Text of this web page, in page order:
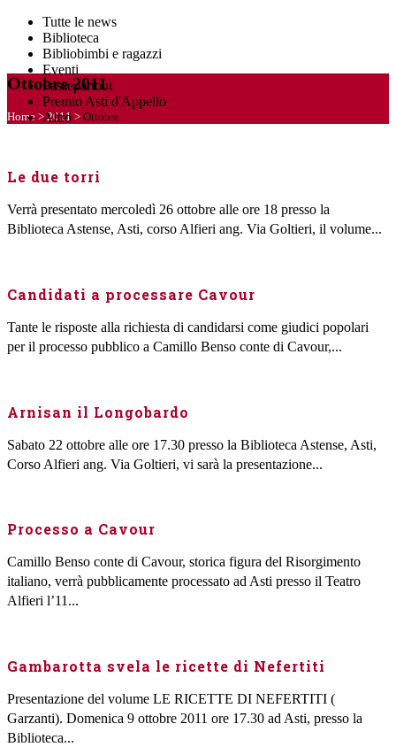
Ottobre 2011
Home >2011 > Ottobre
Tutte le news
Biblioteca
Bibliobimbi e ragazzi
Eventi
Passepartout
Premio Asti d'Appello
Altro
Le due torri
Verrà presentato mercoledì 26 ottobre alle ore 18 presso la
Biblioteca Astense, Asti, corso Alfieri ang. Via Goltieri, il volume...
Candidati a processare Cavour
Tante le risposte alla richiesta di candidarsi come giudici popolari
per il processo pubblico a Camillo Benso conte di Cavour,...
Arnisan il Longobardo
Sabato 22 ottobre alle ore 17.30 presso la Biblioteca Astense, Asti,
Corso Alfieri ang. Via Goltieri, vi sarà la presentazione...
Processo a Cavour
Camillo Benso conte di Cavour, storica figura del Risorgimento
italiano, verrà pubblicamente processato ad Asti presso il Teatro
Alfieri l’11...
Gambarotta svela le ricette di Nefertiti
Presentazione del volume LE RICETTE DI NEFERTITI (
Garzanti). Domenica 9 ottobre 2011 ore 17.30 ad Asti, presso la
Biblioteca...